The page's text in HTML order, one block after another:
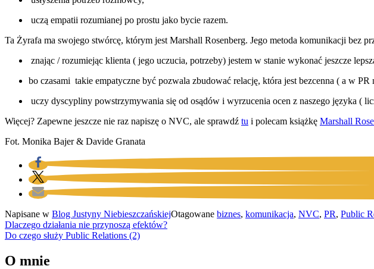
uczą empatii rozumianej po prostu jako bycie razem.
Ta Żyrafa ma swojego stwórcę, którym jest Marshall Rosenberg. Jego metoda komunikacji bez
znając / rozumiejąc klienta ( jego uczucia, potrzeby) jestem w stanie wykonać jeszcze
bo czasami takie empatyczne być pozwala zbudować relację, która jest bezcenna ( a w PR
uczy dyscypliny powstrzymywania się od osądów i wyrzucenia ocen z naszego języka (
Więcej? Zapewne jeszcze nie raz napiszę o NVC, ale sprawdź tu i polecam książkę Marshall
Fot. Monika Bajer & Davide Granata
Napisane w Blog Justyny NiebieszczańskiejOtagowane biznes, komunikacja, NVC, PR, Public
Nawigacja
wpisu
Dlaczego działania nie przynoszą efektów?
Do czego służy Public Relations (2)
O mnie